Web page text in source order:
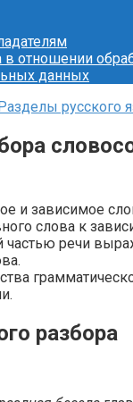
в отношении
данных
русского
и зависимое
слова к
частью речи
разбора